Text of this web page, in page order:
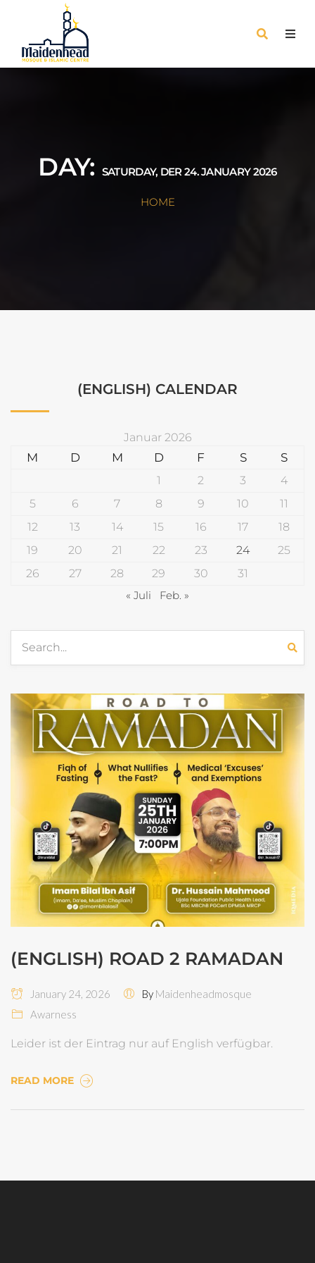
DAY: SATURDAY, DER 24. JANUARY 2026
HOME
(ENGLISH) CALENDAR
Januar 2026
M D M D F S S
1 2 3
4
5
6 7 8 9 10
11
12
13 14 15 16 17
18
19
20 21 22 23 24
25
26
27 28 29 30
31
« Juli
Feb. »
(ENGLISH) ROAD 2 RAMADAN
January 24, 2026 By Maidenheadmosque
Awarness
Leider ist der Eintrag nur auf English verfügbar.
READ MORE